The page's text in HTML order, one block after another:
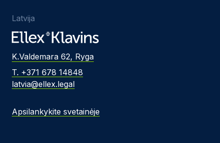
Latvija
K.Valdemara 62, Ryga
T. +371 678 14848
latvia@ellex.legal
Apsilankykite svetainėje